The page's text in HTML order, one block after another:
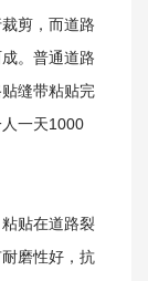
剪，而道路
。普通道路
缝带粘贴完
一天1000
贴在道路裂
磨性好，抗